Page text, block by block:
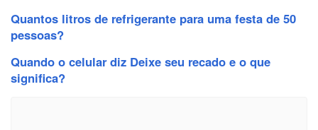
Quantos litros de refrigerante para uma festa de 50
pessoas?
Quando o celular diz Deixe seu recado e o que
significa?